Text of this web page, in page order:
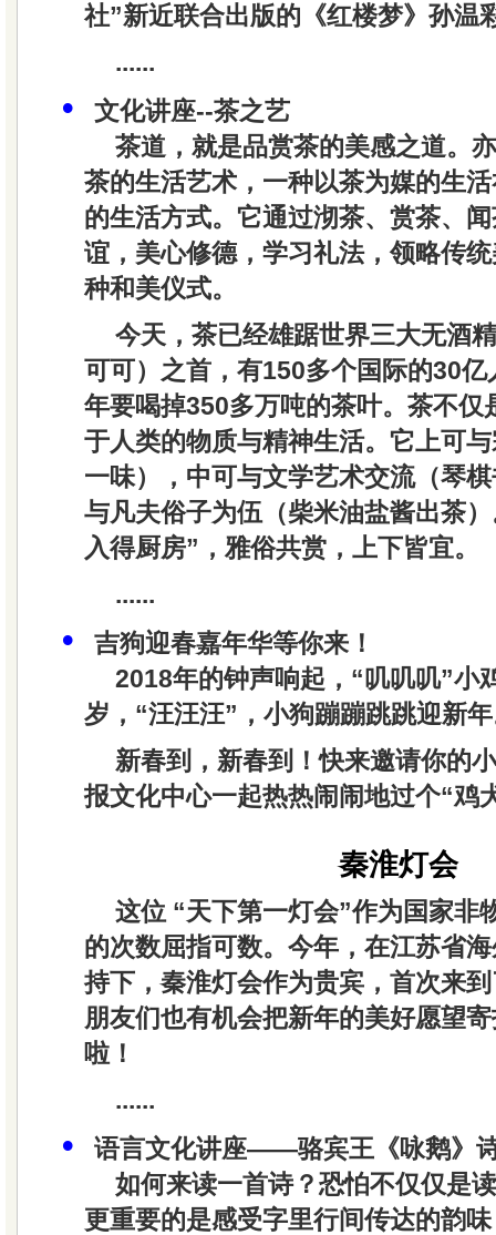
社”新近联合出版的《红楼梦》孙温
......
•
文化讲座--茶之艺
茶道 ，就是品赏茶的美感之道。
茶的生活艺术，一种以茶为媒的生
的生活方式。它通过沏茶、赏茶、
谊，美心修德，学习礼法，领略传
种和美仪式。
今天，茶已经雄踞世界三大无酒
可可）之首，有150多个国际的30
年要喝掉350多万吨的茶叶。茶不仅
于人类的物质与精神生活。它上可
一味），中可与文学艺术交流（琴
与凡夫俗子为伍（柴米油盐酱出茶
入得厨房”，雅俗共赏，上下皆宜。
......
•
吉狗迎春嘉年华等你来！
2018年的钟声响起，“叽叽叽”小
岁，“汪汪汪”，小狗蹦蹦跳跳迎新
新春到，新春到！快来邀请你的
报文化中心一起热热闹闹地过个“鸡
秦淮灯会
这位 “天下第一灯会”作为国家非
的次数屈指可数。今年，在江苏省
持下，秦淮灯会作为贵宾，首次来
朋友们也有机会把新年的美好愿望
啦！
......
•
语言文化讲座——骆宾王《咏鹅》
如何来读一首诗？恐怕不仅仅是
更重要的是感受字里行间传达的韵